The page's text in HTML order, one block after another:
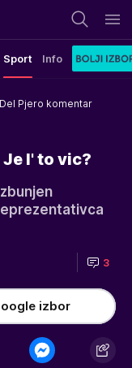
Sport Info
Pjero komentar
l' to vic?
3
izbor